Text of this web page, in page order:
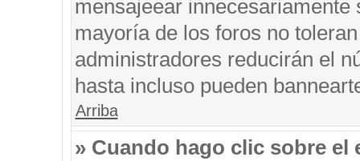
mensajeear
mayoría de los foros no
administradores reducirán el
hasta incluso pueden
Arriba
» Cuando hago clic sobre el